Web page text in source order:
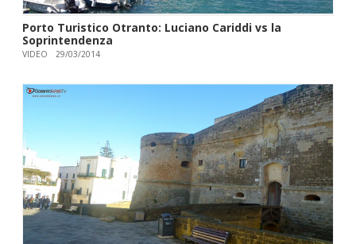
Porto Turistico Otranto: Luciano Cariddi vs la
Soprintendenza
VIDEO 29/03/2014